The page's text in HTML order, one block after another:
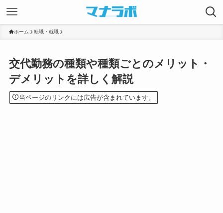
ホーム 転職・就職
交代勤務の種類や種類ごとのメリット・
デメリットを詳しく解説
当ページのリンクには広告が含まれています。